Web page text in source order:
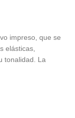
impreso, que se
elásticas,
tonalidad. La